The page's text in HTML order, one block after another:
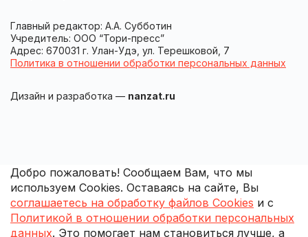
Главный редактор: А.А. Субботин
Учредитель: ООО “Тори-пресс”
Адрес: 670031 г. Улан-Удэ, ул. Терешковой, 7
Политика в отношении обработки персональных данных
Дизайн и разработка — nanzat.ru
Добро пожаловать! Сообщаем Вам, что мы
используем Cookies. Оставаясь на сайте, Вы
соглашаетесь на обработку файлов Cookies и с
Политикой в отношении обработки персональных
данных. Это помогает нам становиться лучше, а